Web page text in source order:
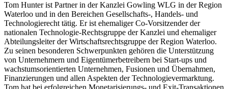
Tom Hunter ist Partner in der Kanzlei Gowling WLG in der Region
Waterloo und in den Bereichen Gesellschafts-, Handels- und
Technologierecht tätig. Er ist ehemaliger Co-Vorsitzender der
nationalen Technologie-Rechtsgruppe der Kanzlei und ehemaliger
Abteilungsleiter der Wirtschaftsrechtsgruppe der Region Waterloo.
Zu seinen besonderen Schwerpunkten gehören die Unterstützung
von Unternehmern und Eigentümerbetreibern bei Start-ups und
wachstumsorientierten Unternehmen, Fusionen und Übernahmen,
Finanzierungen und allen Aspekten der Technologievermarktung.